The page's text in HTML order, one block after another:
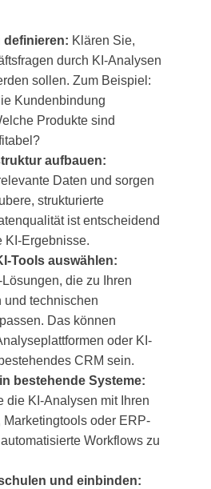
definieren: Klären Sie,
durch KI-Analysen
sollen. Zum Beispiel:
Kundenbindung
Produkte sind
aufbauen:
Daten und sorgen
strukturierte
ist entscheidend
KI-Ergebnisse.
Tools auswählen:
die zu Ihren
und technischen
Das können
oder KI-
CRM sein.
bestehende Systeme:
die KI-Analysen mit Ihren
Marketingtools oder ERP-
Workflows zu
und einbinden: